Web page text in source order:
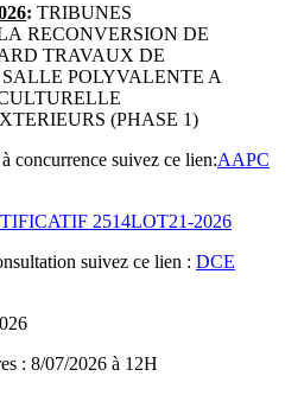
: TRIBUNES
RECONVERSION DE
TRAVAUX DE
POLYVALENTE A
(PHASE 1)
concurrence suivez ce lien:AAPC
2514LOT21-2026
suivez ce lien : DCE
: 8/07/2026 à 12H